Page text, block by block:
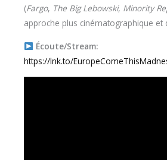
(Fargo, The Big Lebowski, Minority
approche plus cinématographique et
Écoute/Stream:
https://lnk.to/